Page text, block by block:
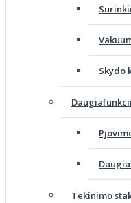
Skydo
Tekinimo